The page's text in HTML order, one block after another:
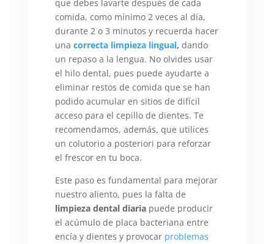
que debes lavarte después de cada
comida, como mínimo 2 veces al día,
durante 2 o 3 minutos y recuerda hacer
una correcta limpieza lingual, dando
un repaso a la lengua. No olvides usar
el hilo dental, pues puede ayudarte a
eliminar restos de comida que se han
podido acumular en sitios de difícil
acceso para el cepillo de dientes. Te
recomendamos, además, que utilices
un colutorio a posteriori para reforzar
el frescor en tu boca.
Este paso es fundamental para mejorar
nuestro aliento, pues la falta de
limpieza dental diaria puede producir
el acúmulo de placa bacteriana entre
encía y dientes y provocar problemas